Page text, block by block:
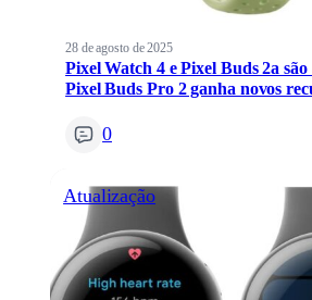
28 de agosto de 2025
Pixel Watch 4 e Pixel Buds 2a
Pixel Buds Pro 2 ganha novos
0
Atualização